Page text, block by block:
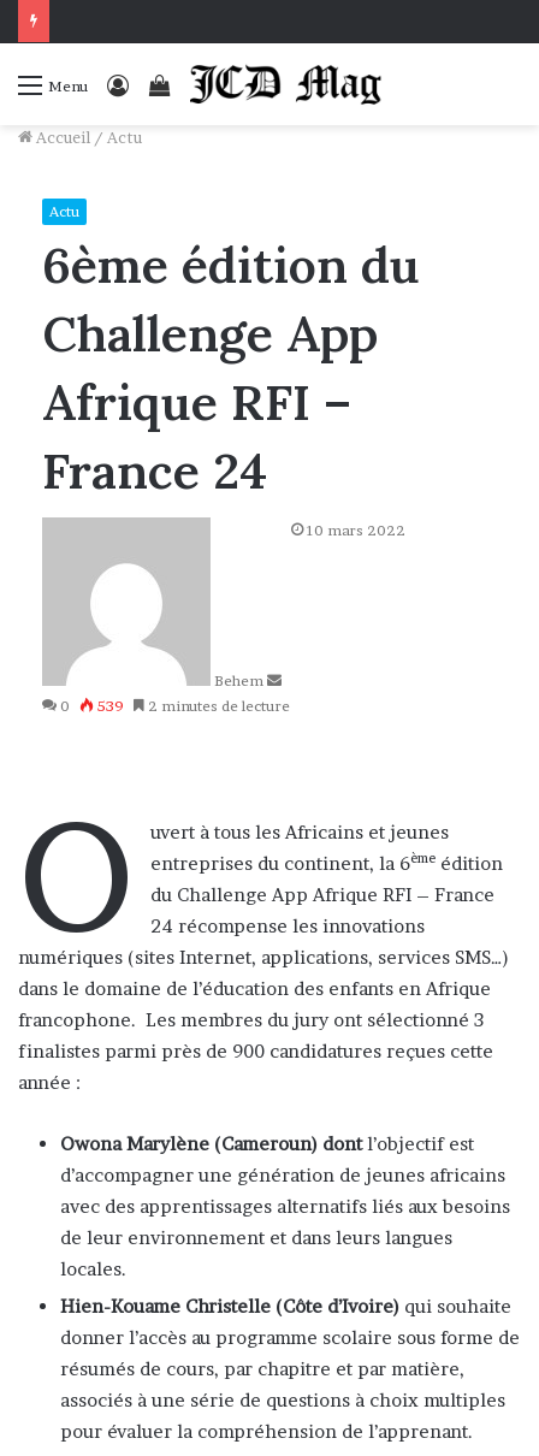
Menu Connexion
Voir
Accueil / Actu
Actu
6ème édition du
Challenge App
Afrique RFI –
France 24
Behem
Envoyer
10 mars 2022
0 539 2 minutes de lecture
O
uvert à tous les Africains et jeunes
entreprises du continent, la 6èmeédition
du Challenge App Afrique RFI – France
24 récompense les innovations
numériques (sites Internet, applications, services SMS…)
dans le domaine de l’éducation des enfants en Afrique
francophone. Les membres du jury ont sélectionné 3
finalistes parmi près de 900 candidatures reçues cette
année :
Owona Marylène (Cameroun) dontl’objectif est
d’accompagner une génération de jeunes africains
avec des apprentissages alternatifs liés aux besoins
de leur environnement et dans leurs langues
locales.
Hien-Kouame Christelle (Côte d’Ivoire) qui souhaite
donner l’accès au programme scolaire sous forme de
résumés de cours, par chapitre et par matière,
associés à une série de questions à choix multiples
pour évaluer la compréhension de l’apprenant.